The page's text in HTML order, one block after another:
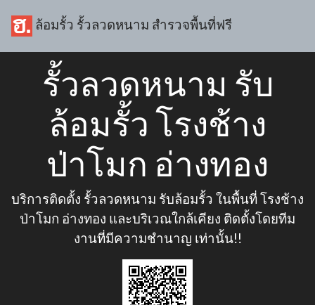
ล้อมรั้ว รั้วลวดหนาม สำรวจพื้นที่ฟรี
รั้วลวดหนาม รับ
ล้อมรั้ว โรงช้าง
ป่าโมก อ่างทอง
บริการติดตั้ง รั้วลวดหนาม รับล้อมรั้ว ในพื้นที่ โรงช้าง
ป่าโมก อ่างทอง และบริเวณใกล้เคียง ติดตั้งโดยทีม
งานที่มีความชำนาญ เท่านั้น!!